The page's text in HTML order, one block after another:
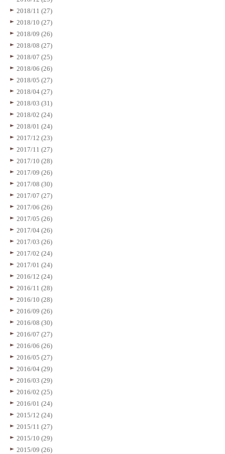
2018/11 (27)
2018/10 (27)
2018/09 (26)
2018/08 (27)
2018/07 (25)
2018/06 (26)
2018/05 (27)
2018/04 (27)
2018/03 (31)
2018/02 (24)
2018/01 (24)
2017/12 (23)
2017/11 (27)
2017/10 (28)
2017/09 (26)
2017/08 (30)
2017/07 (27)
2017/06 (26)
2017/05 (26)
2017/04 (26)
2017/03 (26)
2017/02 (24)
2017/01 (24)
2016/12 (24)
2016/11 (28)
2016/10 (28)
2016/09 (26)
2016/08 (30)
2016/07 (27)
2016/06 (26)
2016/05 (27)
2016/04 (29)
2016/03 (29)
2016/02 (25)
2016/01 (24)
2015/12 (24)
2015/11 (27)
2015/10 (29)
2015/09 (26)